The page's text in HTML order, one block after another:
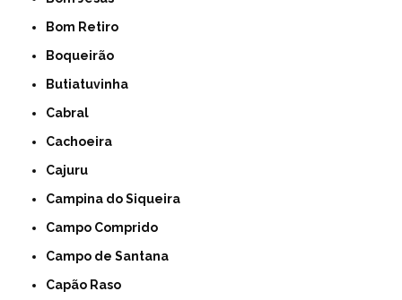
Bom Retiro
Boqueirão
Butiatuvinha
Cabral
Cachoeira
Cajuru
Campina do Siqueira
Campo Comprido
Campo de Santana
Capão Raso